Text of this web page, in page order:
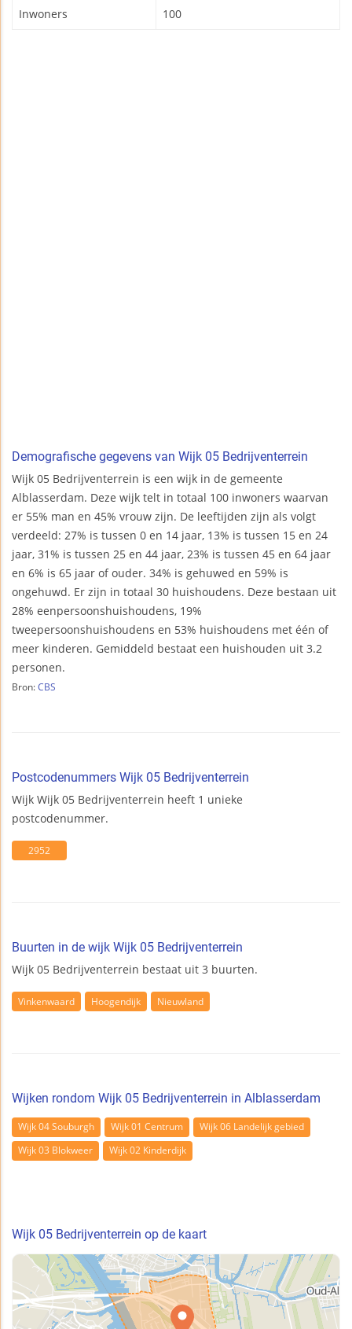
Inwoners 100
Demografische gegevens van Wijk 05 Bedrijventerrein
Wijk 05 Bedrijventerrein is een wijk in de gemeente
Alblasserdam. Deze wijk telt in totaal 100 inwoners waarvan
er 55% man en 45% vrouw zijn. De leeftijden zijn als volgt
verdeeld: 27% is tussen 0 en 14 jaar, 13% is tussen 15 en 24
jaar, 31% is tussen 25 en 44 jaar, 23% is tussen 45 en 64 jaar
en 6% is 65 jaar of ouder. 34% is gehuwed en 59% is
ongehuwd. Er zijn in totaal 30 huishoudens. Deze bestaan uit
28% eenpersoonshuishoudens, 19%
tweepersoonshuishoudens en 53% huishoudens met één of
meer kinderen. Gemiddeld bestaat een huishouden uit 3.2
personen.
Bron: CBS
Postcodenummers Wijk 05 Bedrijventerrein
Wijk Wijk 05 Bedrijventerrein heeft 1 unieke
postcodenummer.
2952
Buurten in de wijk Wijk 05 Bedrijventerrein
Wijk 05 Bedrijventerrein bestaat uit 3 buurten.
Vinkenwaard Hoogendijk Nieuwland
Wijken rondom Wijk 05 Bedrijventerrein in Alblasserdam
Wijk 04 Souburgh Wijk 01 Centrum
Wijk 06 Landelijk gebied
Wijk 03 Blokweer
Wijk 02 Kinderdijk
Wijk 05 Bedrijventerrein op de kaart